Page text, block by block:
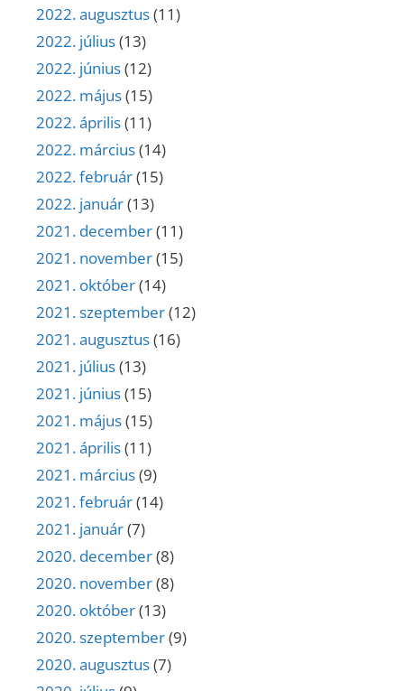
2022. augusztus(11)
2022. július(13)
2022. június(12)
2022. május(15)
2022. április(11)
2022. március(14)
2022. február(15)
2022. január(13)
2021. december(11)
2021. november(15)
2021. október(14)
2021. szeptember(12)
2021. augusztus(16)
2021. július(13)
2021. június(15)
2021. május(15)
2021. április(11)
2021. március(9)
2021. február(14)
2021. január(7)
2020. december(8)
2020. november(8)
2020. október(13)
2020. szeptember(9)
2020. augusztus(7)